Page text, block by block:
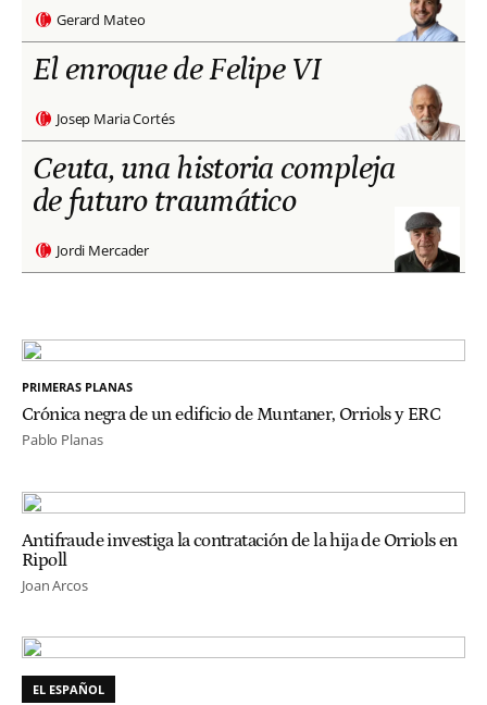
Gerard Mateo
El enroque de Felipe VI
Josep Maria Cortés
Ceuta, una historia compleja
de futuro traumático
Jordi Mercader
PRIMERAS PLANAS
Crónica negra de un edificio de Muntaner, Orriols y ERC
Pablo Planas
Antifraude investiga la contratación de la hija de Orriols en
Ripoll
Joan Arcos
EL ESPAÑOL